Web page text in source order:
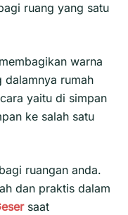
ruang yang satu
warna
dalamnya rumah
yaitu di simpan
ke salah satu
ruangan anda.
dan praktis dalam
saat